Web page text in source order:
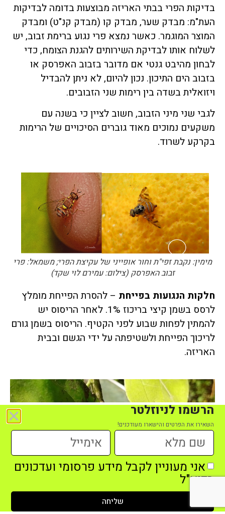
בדיקות הפרי בבתי האריזה מבוצעות בדומה לבדיקות
העת"מ: מבדק שער, מבדק קו (מבדק קנ"ט) ומבדק
המוצר המוגמר. כאשר נמצא פרי נגוע ברימת זבוב, יש
לשלוח אותו לבדיקת השירותים להגנת הצומח, כדי
לבחון מהיבט גנטי אם מדובר בזבוב האפרסק או
בזבוב הים התיכון. נכון להיום, לא ניתן להבדיל
ויזואלית בשדה בין רימות שני הזבובים.
לגבי שני מיני הזבוב, חשוב לציין כי בשנה עם
משקעים נמוכים מאוד גוברים הסיכויים של הרימות
בקרקע לשרוד.
מימין: נקבת זפי"ת וחור אופייני של עקיצת הפרי; משמאל: פרי
זבוב האפרסק (צילום: עמירם לוי שקד)
חלקות הנגועות בפייחת – להסרת הפייחת מומלץ
לרסס בשמן קיצי בריכוז 1%. לאחר הריסוס יש
להמתין לפחות שבוע לפני הקטיף. הריסוס בשמן גורם
לריכוך הפייחת ולשטיפתה על ידי הגשם ובבית
האריזה.
הרשמו לניוזלטר
השאירו את הפרטים והישארו מעודכנים!
אני מעוניין לקבל מידע פרסומי ועדכונים
בדוא"ל
שליחה